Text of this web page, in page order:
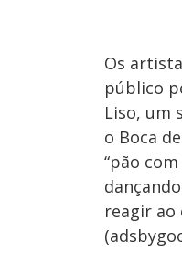
Os
público
Liso, um
o Boca
“pão
reagir ao